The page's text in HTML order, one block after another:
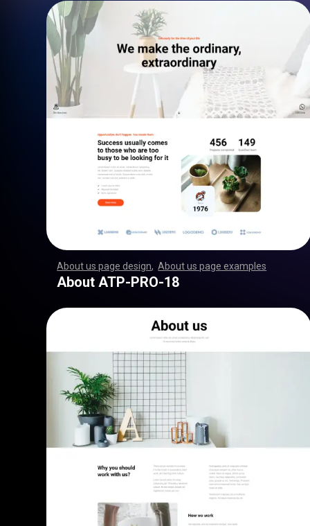
About us page design ,About us page examples
,,,,,,,,,,,,,,,,,,,,,,,, ,,,,,,,,,,,,,,,,,,,,,,,,,,,
,,,,,,,,,,,,,,,,,,,,,,,, ,,,,,,,,,,,,,,,,,,,,,,,,,,,
,,,,,,,,,,,,,,,,,,,,,,,, ,,,,,,,,,,,,,,,,,,,,,,,,,,,
,,,,,,,,,,,,,,,,,,,,,,,, ,,,,,,,,,,,,,,,,,,,,,,,,,,,
,,,,,,,,,,,,,,,,,,,,,,,, ,,,,,,,,,,,,,,,,,,,,,,,,,,,
,,,,,,,,,,,,,,,,,,,,,,,, ,,,,,,,,,,,,,,,,,,,,,,,,,,,
,,,,,,,,,,,,,,,,,,,,,,,, ,,,,,,,,,,,,,,,,,,,,,,,,,,,
,,,,,,,,,,,,,,,,,,,,,,,, ,,,,,,,,,,,,,,,,,,,,,,,,,,,
,,
About ATP-PRO-18